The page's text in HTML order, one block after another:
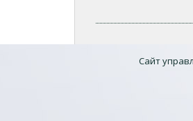
Сайт